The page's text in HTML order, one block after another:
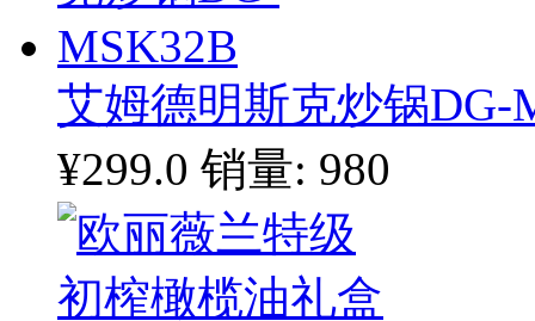
艾姆德明斯克炒锅DG-
¥299.0 销量: 980